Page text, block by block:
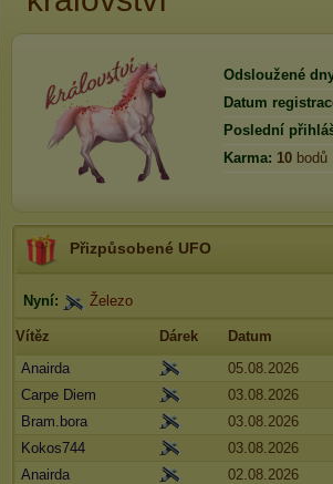
Odsloužené
Datum
Poslední
Karma: 10 bodů
Přizpůsobené UFO
Nyní: Železo
Vítěz Dárek
Datum
Anairda
05.08.2026
Carpe Diem
03.08.2026
Bram.bora
03.08.2026
Kokos744
03.08.2026
Anairda
02.08.2026